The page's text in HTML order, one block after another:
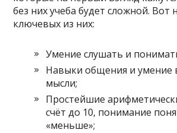
без них учеба будет сложной. Вот
ключевых из них:
Умение слушать и
Навыки общения и умение
мысли;
Простейшие
счёт до 10, понимание
«меньше»;